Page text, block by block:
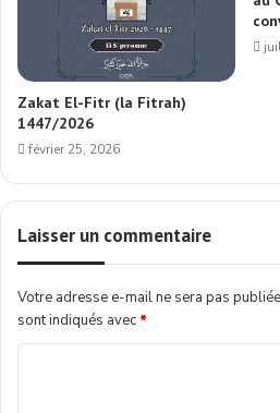
Zakat El-Fitr (la Fitrah)
1447/2026
février 25, 2026
Laisser un commentaire
Votre adresse e-mail ne sera pas
sont indiqués avec *